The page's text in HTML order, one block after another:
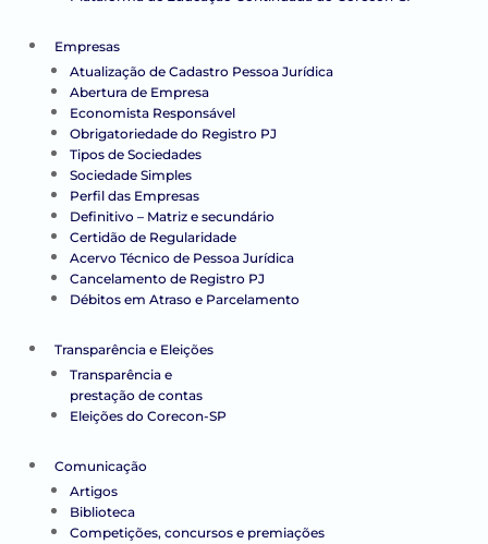
Empresas
Atualização de Cadastro Pessoa Jurídica
Abertura de Empresa
Economista Responsável
Obrigatoriedade do Registro PJ
Tipos de Sociedades
Sociedade Simples
Perfil das Empresas
Definitivo – Matriz e secundário
Certidão de Regularidade
Acervo Técnico de Pessoa Jurídica
Cancelamento de Registro PJ
Débitos em Atraso e Parcelamento
Transparência e Eleições
Transparência e
prestação de contas
Eleições do Corecon-SP
Comunicação
Artigos
Biblioteca
Competições, concursos e premiações